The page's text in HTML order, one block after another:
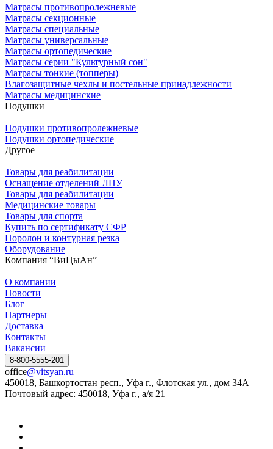
Матрасы противопролежневые
Матрасы секционные
Матрасы специальные
Матрасы универсальные
Матрасы ортопедические
Матрасы серии "Культурный сон"
Матрасы тонкие (топперы)
Влагозащитные чехлы и постельные принадлежности
Матрасы медицинские
Подушки
Подушки противопролежневые
Подушки ортопедические
Другое
Товары для реабилитации
Оснащение отделений ЛПУ
Товары для реабилитации
Медицинские товары
Товары для спорта
Купить по сертификату СФР
Поролон и контурная резка
Оборудование
Компания “ВиЦыАн”
О компании
Новости
Блог
Партнеры
Доставка
Контакты
Вакансии
8-800-5555-201
office@vitsyan.ru
450018, Башкортостан респ., Уфа г., Флотская ул., дом 34А
Почтовый адрес: 450018, Уфа г., а/я 21